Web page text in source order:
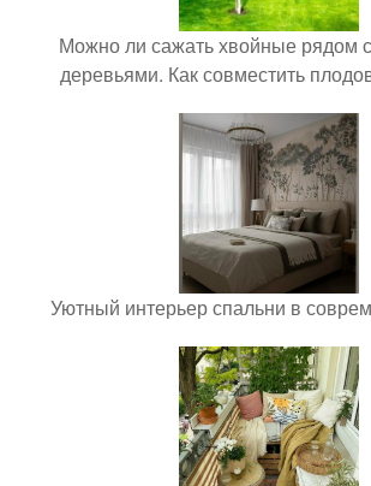
Можно ли сажать хвойные рядом
деревьями. Как совместить
Уютный интерьер спальни в